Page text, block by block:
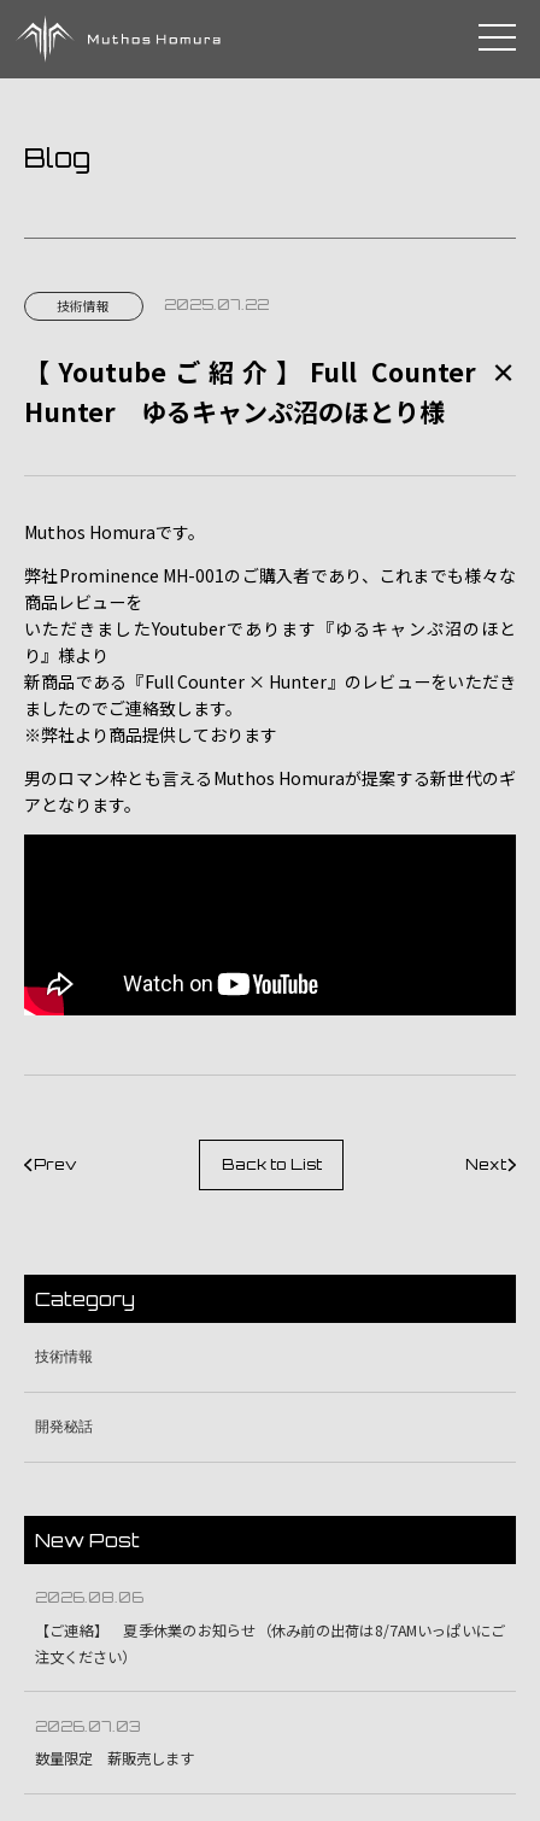
toggle
Blog
技術情報 2025.07.22
【Youtubeご紹介】Full Counter ×
Hunter ゆるキャンぷ沼のほとり様
Muthos Homuraです。
弊社Prominence MH-001のご購入者であり、これまでも様々な
商品レビューを
いただきましたYoutuberであります『ゆるキャンぷ沼のほと
り』様より
新商品である『Full Counter × Hunter』のレビューをいただき
ましたのでご連絡致します。
※弊社より商品提供しております
男のロマン枠とも言えるMuthos Homuraが提案する新世代のギ
アとなります。
Prev Back to List Next
Category
技術情報
開発秘話
New Post
2026.08.06
【ご連絡】 夏季休業のお知らせ（休み前の出荷は8/7AMいっぱいにご
注文ください）
2026.07.03
数量限定 薪販売します